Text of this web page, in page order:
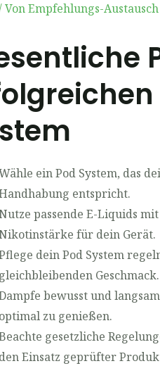
VonEmpfehlungs-Austausch
ein Pod System, das
entspricht.
passende E-Liquids
für dein Gerät.
dein Pod System
gleichbleibenden Geschmack.
bewusst und
optimal zu genießen.
gesetzliche
den Einsatz geprüfter